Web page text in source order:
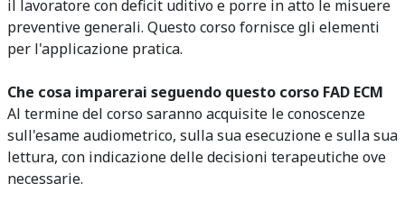
il lavoratore con deficit uditivo e porre in atto le misuere
preventive generali. Questo corso fornisce gli elementi
per l'applicazione pratica.
Che cosa imparerai seguendo questo corso FAD ECM
Al termine del corso saranno acquisite le conoscenze
sull'esame audiometrico, sulla sua esecuzione e sulla sua
lettura, con indicazione delle decisioni terapeutiche ove
necessarie.